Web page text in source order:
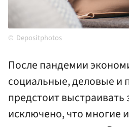
Depositphotos
После пандемии
социальные, деловые и
предстоит выстраивать
исключено, что многие